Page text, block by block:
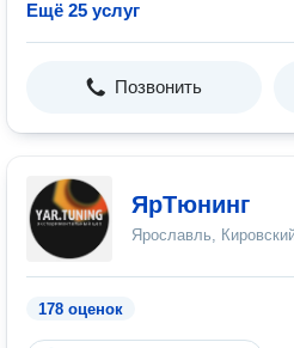
Ещё 25 услуг
Позвонить
ЯрТюнинг
Ярославль,
178 оценок